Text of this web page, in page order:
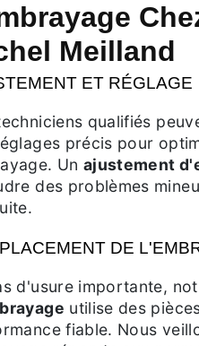
Meilland
ET RÉGLAGE
qualifiés
précis pour
Un ajustement
des problèmes
DE
d'usure importante,
utilise des
fiable. Nous